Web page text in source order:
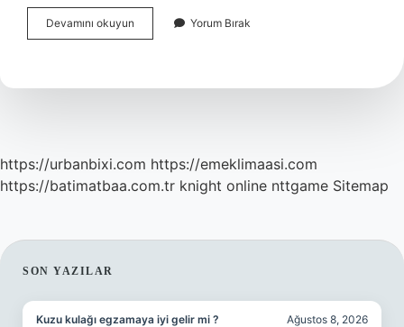
Devamını okuyun Olefinlerin
Nedir
Yorum Bırak
https://urbanbixi.com https://emeklimaasi.com
https://batimatbaa.com.tr knight online nttgame Sitemap
SIDEBAR
SON YAZILAR
Kuzu kulağı egzamaya iyi gelir mi ? Ağustos 8, 2026